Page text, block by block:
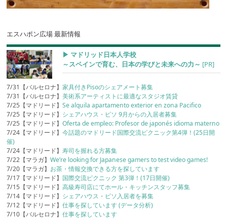
エスハポン広場 最新情報
▶︎ マドリッド日本人学校
～スペインで育む、日本の学びと未来への力～ [PR]
7/31【バルセロナ】家具付きPisoのシェアメート募集
7/31【バルセロナ】美術系アーティストに最適なスタジオ賃貸
7/25【マドリード】Se alquila apartamento exterior en zona Pacifico
7/25【マドリード】 シェアハウス・ピソ 9月からの入居者募集
7/25【マドリード】Oferta de empleo: Profesor de japonés idioma materno
7/24【マドリード】今話題のマドリード国際交流ピクニック第4弾！(25日開
催)
7/24【マドリード】寿司を握れる方募集
7/22【マラガ】We’re looking for Japanese gamers to test video games!
7/20【マラガ】 お茶・情報交換できる方を探しています
7/17【マドリード】 国際交流ピクニック 第3弾！(17日開催)
7/15【マドリード】高級寿司店にてホール・キッチンスタッフ募集
7/14【マドリード】 シェアハウス・ピソ入居者を募集
7/12【マドリード】仕事を探しています (データ分析)
7/10【バルセロナ】仕事を探しています